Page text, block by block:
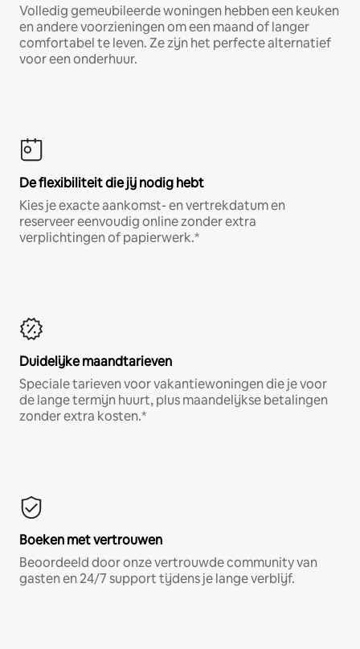
Volledig gemeubileerde woningen hebben een keuken
en andere voorzieningen om een maand of langer
comfortabel te leven. Ze zijn het perfecte alternatief
voor een onderhuur.
De flexibiliteit die jij nodig hebt
Kies je exacte aankomst- en vertrekdatum en
reserveer eenvoudig online zonder extra
verplichtingen of papierwerk.*
Duidelijke maandtarieven
Speciale tarieven voor vakantiewoningen die je voor
de lange termijn huurt, plus maandelijkse betalingen
zonder extra kosten.*
Boeken met vertrouwen
Beoordeeld door onze vertrouwde community van
gasten en 24/7 support tijdens je lange verblijf.